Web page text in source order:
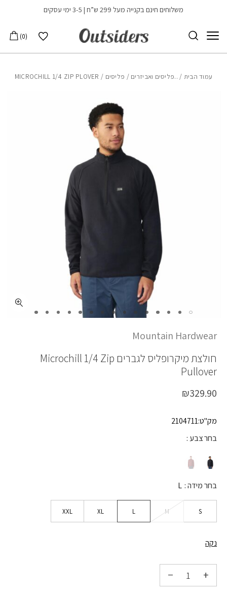
Skip to Contentמשלוחים חינם בקנייה מעל 299 ש”ח | 3-5 ימי עסקים
הרשימה שלי
0
עמוד הבית / ..פליסים ואביזרים / פליסים / MICROCHILL 1/4 ZIP PLOVER
Mountain Hardwear
חולצת מיקרופליס לגברים Microchill 1/4 Zip
Pullover
₪329.90
מק"ט:2104711
בחר צבע
בחר מידה L
S
M
L
XL
XXL
נקה